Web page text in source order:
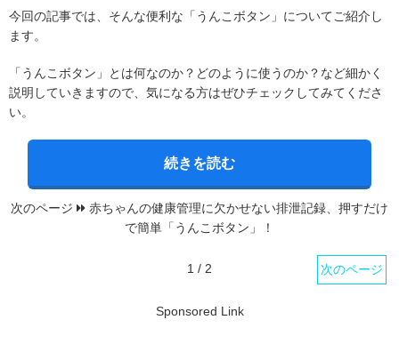
今回の記事では、そんな便利な「うんこボタン」についてご紹介し
ます。
「うんこボタン」とは何なのか？どのように使うのか？など細かく
説明していきますので、気になる方はぜひチェックしてみてくださ
い。
続きを読む
次のページ
赤ちゃんの健康管理に欠かせない排泄記録、押すだけ
で簡単「うんこボタン」！
1 / 2 次のページ
Sponsored Link